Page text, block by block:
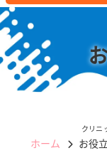
クリニ
ホーム お役